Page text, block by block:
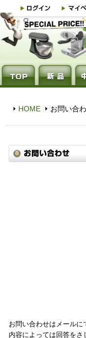
HOME お問い合
お問い合わせはメールに
内容によっては回答を